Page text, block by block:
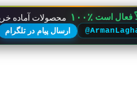
فعال است ۱۰۰٪ محصولات آماده
ارسال پیام در تلگرام